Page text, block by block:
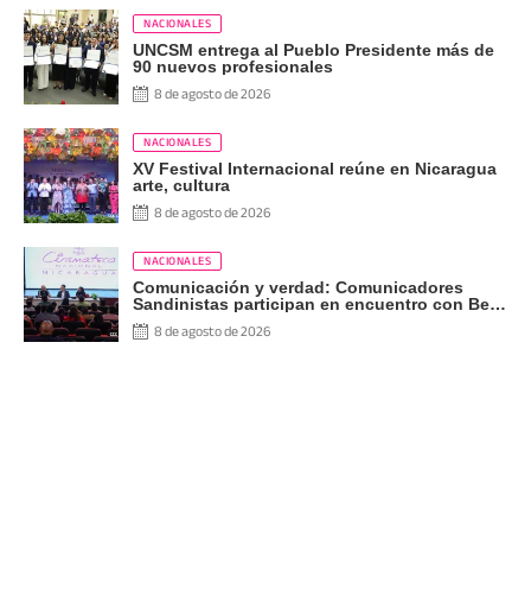
NACIONALES
UNCSM entrega al Pueblo Presidente más de
90 nuevos profesionales
8 de agosto de 2026
NACIONALES
XV Festival Internacional reúne en Nicaragua
arte, cultura
8 de agosto de 2026
NACIONALES
Comunicación y verdad: Comunicadores
Sandinistas participan en encuentro con Ben
Norton8 de agosto de 2026